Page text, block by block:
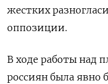
жестких
оппозиции.
В ходе работы над
россиян была явно